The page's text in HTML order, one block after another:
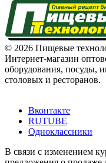
© 2026 Пищевые
Интернет-магазин
оборудования, посуды,
столовых и ресторанов.
Вконтакте
RUTUBE
Одноклассники
В связи с изменением